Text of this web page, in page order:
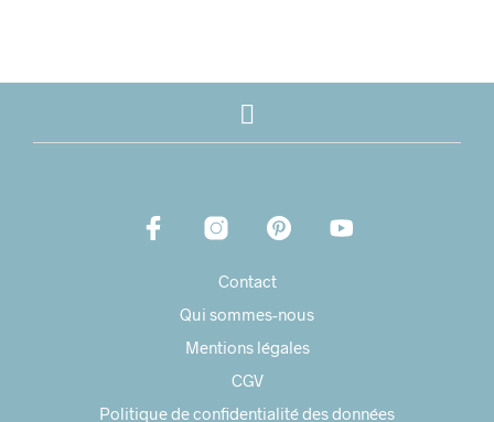
Contact
Qui sommes-nous
Mentions légales
CGV
Politique de confidentialité des données